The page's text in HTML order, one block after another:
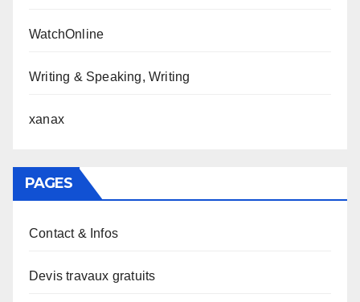
WatchOnline
Writing & Speaking, Writing
xanax
PAGES
Contact & Infos
Devis travaux gratuits